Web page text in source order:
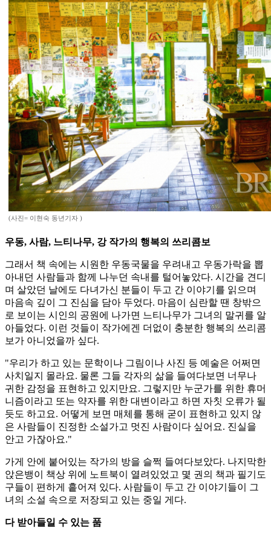
(사진= 이현숙 동년기자 )
우동, 사람, 느티나무, 강 작가의 행복의 쓰리콤보
그래서 책 속에는 시원한 우동국물을 우려내고 우동가락을 뽑
아내던 사람들과 함께 나누던 속내를 털어놓았다. 시간을 견디
며 살았던 날에도 다녀가신 분들이 두고 간 이야기를 읽으며
마음속 깊이 그 진심을 담아 두었다. 마음이 심란할 땐 창밖으
로 보이는 시인의 공원에 나가면 느티나무가 그녀의 말귀를 알
아들었다. 이런 것들이 작가에겐 더없이 충분한 행복의 쓰리콤
보가 아니었을까 싶다.
"우리가 하고 있는 문학이나 그림이나 사진 등 예술은 어쩌면
사치일지 몰라요. 물론 그들 각자의 삶을 들여다보면 너무나
귀한 감정을 표현하고 있지만요. 그렇지만 누군가를 위한 휴머
니즘이라고 또는 약자를 위한 대변이라고 하면 자칫 오류가 될
듯도 하고요. 어떻게 보면 매체를 통해 굳이 표현하고 있지 않
은 사람들이 진정한 소설가고 멋진 사람이다 싶어요. 진실을
안고 가잖아요."
가게 안에 붙어있는 작가의 방을 슬쩍 들여다보았다. 나지막한
앉은뱅이 책상 위에 노트북이 열려있었고 몇 권의 책과 필기도
구들이 편하게 흩어져 있다. 사람들이 두고 간 이야기들이 그
녀의 소설 속으로 저장되고 있는 중일 게다.
다 받아들일 수 있는 품